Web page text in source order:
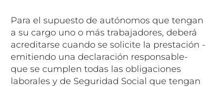
Para el supuesto de autónomos que tengan
a su cargo uno o más trabajadores, deberá
acreditarse cuando se solicite la prestación -
emitiendo una declaración responsable-
que se cumplen todas las obligaciones
laborales y de Seguridad Social que tengan